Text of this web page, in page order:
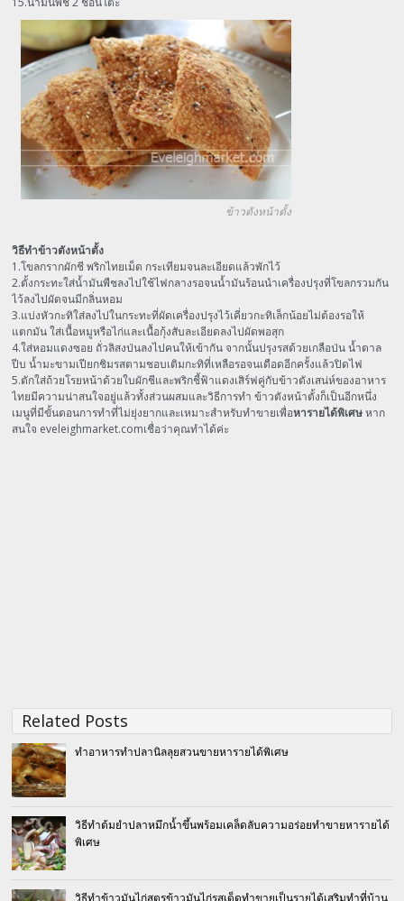
ข้าวตังหน้าตั้ง
วิธีทำข้าวตังหน้าตั้ง
1.โขลกรากผักชี พริกไทยเม็ด กระเทียมจนละเอียดแล้วพักไว้
2.ตั้งกระทะใส่น้ำมันพืชลงไปใช้ไฟกลางรอจนน้ำมันร้อนนำเครื่องปรุงที่โขลกรวมกัน
ไว้ลงไปผัดจนมีกลิ่นหอม
3.แบ่งหัวกะทิใส่ลงไปในกระทะที่ผัดเครื่องปรุงไว้เคี่ยวกะทิเล็กน้อยไม่ต้องรอให้
แตกมัน ใส่เนื้อหมูหรือไก่และเนื้อกุ้งสับละเอียดลงไปผัดพอสุก
4.ใส่หอมแดงซอย ถั่วลิสงป่นลงไปคนให้เข้ากัน จากนั้นปรุงรสด้วยเกลือป่น น้ำตาล
ปีบ น้ำมะขามเปียกชิมรสตามชอบเติมกะทิที่เหลือรอจนเดือดอีกครั้งแล้วปิดไฟ
5.ตักใส่ถ้วยโรยหน้าด้วยใบผักชีและพริกชี้ฟ้าแดงเสิร์ฟคู่กับข้าวตังเสน่ห์ของอาหาร
ไทยมีความน่าสนใจอยู่แล้วทั้งส่วนผสมและวิธีการทำ ข้าวตังหน้าตั้งก็เป็นอีกหนึ่ง
เมนูที่มีขั้นตอนการทำที่ไม่ยุ่งยากและเหมาะสำหรับทำขายเพื่อหารายได้พิเศษหาก
สนใจ eveleighmarket.comเชื่อว่าคุณทำได้ค่ะ
Related Posts
ทำอาหารทำปลานิลลุยสวนขายหารายได้พิเศษ
วิธีทำต้มยำปลาหมึกน้ำขึ้นพร้อมเคล็ดลับความอร่อยทำขายหารายได้
พิเศษ
วิธีทำข้าวมันไก่สูตรข้าวมันไก่รสเด็ดทำขายเป็นรายได้เสริมทำที่บ้าน